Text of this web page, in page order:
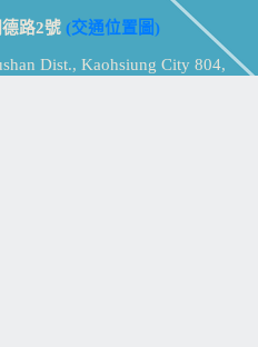
路2號 (交通位置圖)
Dist., Kaohsiung City 804,